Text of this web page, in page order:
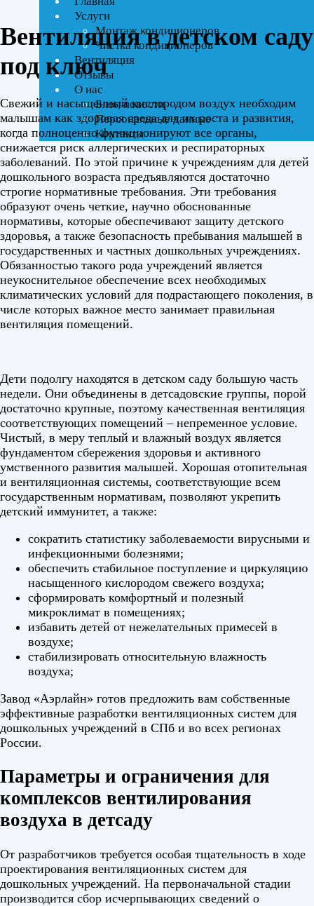
Услуги
Монтаж кондиционеров
Чистка кондиционеров
Вентиляция
Отзывы
О нас
Блог, новости
Персональные данные
Контакты
Вентиляция в детском саду
под ключ
Свежий и насыщенный кислородом воздух необходим
малышам как здоровая среда для их роста и развития,
когда полноценно функционируют все органы,
снижается риск аллергических и респираторных
заболеваний. По этой причине к учреждениям для детей
дошкольного возраста предъявляются достаточно
строгие нормативные требования. Эти требования
образуют очень четкие, научно обоснованные
нормативы, которые обеспечивают защиту детского
здоровья, а также безопасность пребывания малышей в
государственных и частных дошкольных учреждениях.
Обязанностью такого рода учреждений является
неукоснительное обеспечение всех необходимых
климатических условий для подрастающего поколения, в
числе которых важное место занимает правильная
вентиляция помещений.
Дети подолгу находятся в детском саду большую часть
недели. Они объединены в детсадовские группы, порой
достаточно крупные, поэтому качественная вентиляция
соответствующих помещений – непременное условие.
Чистый, в меру теплый и влажный воздух является
фундаментом сбережения здоровья и активного
умственного развития малышей. Хорошая отопительная
и вентиляционная системы, соответствующие всем
государственным нормативам, позволяют укрепить
детский иммунитет, а также:
сократить статистику заболеваемости вирусными и
инфекционными болезнями;
обеспечить стабильное поступление и циркуляцию
насыщенного кислородом свежего воздуха;
сформировать комфортный и полезный
микроклимат в помещениях;
избавить детей от нежелательных примесей в
воздухе;
стабилизировать относительную влажность
воздуха;
Завод «Аэрлайн» готов предложить вам собственные
эффективные разработки вентиляционных систем для
дошкольных учреждений в СПб и во всех регионах
России.
Параметры и ограничения для
комплексов вентилирования
воздуха в детсаду
От разработчиков требуется особая тщательность в ходе
проектирования вентиляционных систем для
дошкольных учреждений. На первоначальной стадии
производится сбор исчерпывающих сведений о